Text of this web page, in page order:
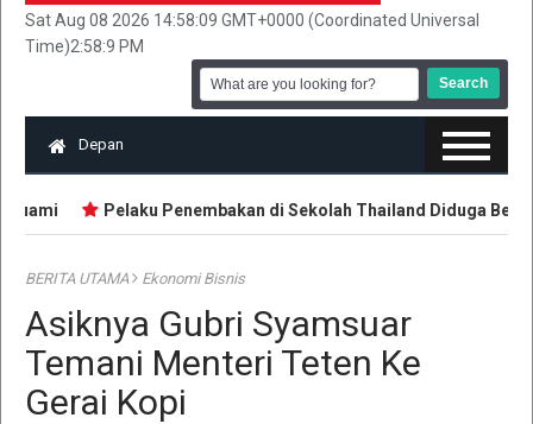
Sat Aug 08 2026 14:58:09 GMT+0000 (Coordinated Universal
Time)2:58:9 PM
Depan
Pelaku Penembakan di Sekolah Thailand Diduga
BERITA UTAMA Ekonomi Bisnis
Asiknya Gubri Syamsuar
Temani Menteri Teten Ke
Gerai Kopi